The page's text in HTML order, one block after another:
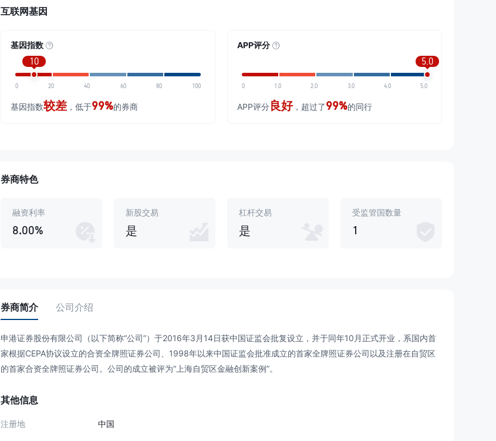
互联网基因
基因指数
10
0 20 40 60 80 100
基因指数较差 ，低于99%的券商
APP评分
5.0
0 1.0 2.0 3.0 4.0 5.0
APP评分良好，超过了99%的同行
券商特色
融资利率
8.00%
新股交易
是
杠杆交易
是
受监管国数量
1
券商简介 公司介绍
申港证券股份有限公司（以下简称“公司”）于2016年3月14日获中国证监会批复设立，并于同年10月正式开业，系国内首
家根据CEPA协议设立的合资全牌照证券公司、1998年以来中国证监会批准成立的首家全牌照证券公司以及注册在自贸区
的首家合资全牌照证券公司。公司的成立被评为“上海自贸区金融创新案例”。
其他信息
注册地 中国